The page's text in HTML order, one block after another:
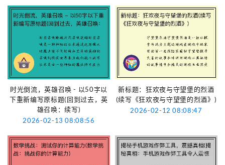
时光倒流，英雄召唤 - 以50字以
下重新编写原标题(回到过去，英
雄召唤：续写)
2026-02-13 08:08:56
新标题：狂欢夜与守望堡的烈酒
(续写《狂欢夜与守望堡的烈酒》)
2026-02-12 08:08:47